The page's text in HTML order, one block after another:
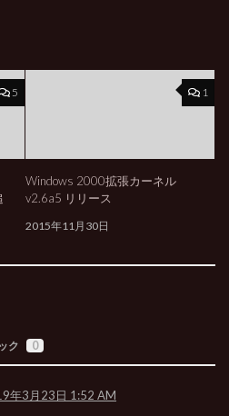
5 1
Windows 2000拡張カーネル
v2.6a5 リリース
2015年11月30日
ク 0
年3月23日 1:52 AM